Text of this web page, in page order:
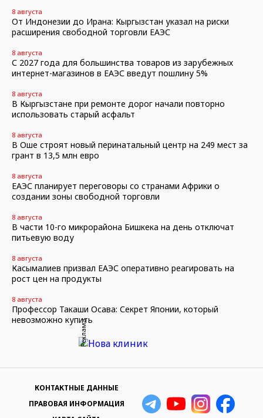
8 августа
От Индонезии до Ирана: Кыргызстан указал на риски
расширения свободной торговли ЕАЭС
8 августа
С 2027 года для большинства товаров из зарубежных
интернет-магазинов в ЕАЭС введут пошлину 5%
8 августа
В Кыргызстане при ремонте дорог начали повторно
использовать старый асфальт
8 августа
В Оше строят новый перинатальный центр на 249 мест за
грант в 13,5 млн евро
8 августа
ЕАЭС планирует переговоры со странами Африки о
создании зоны свободной торговли
8 августа
В части 10-го микрорайона Бишкека на день отключат
питьевую воду
8 августа
Касымалиев призвал ЕАЭС оперативно реагировать на
рост цен на продукты
8 августа
Профессор Такаши Осава: Секрет Японии, который
невозможно купить
Реклама
КОНТАКТНЫЕ ДАННЫЕ
ПРАВОВАЯ ИНФОРМАЦИЯ